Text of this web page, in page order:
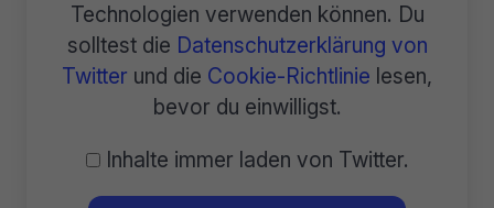
Technologien verwenden können. Du
solltest die Datenschutzerklärung von
Twitter und die Cookie-Richtlinie lesen,
bevor du einwilligst.
Inhalte immer laden von Twitter.